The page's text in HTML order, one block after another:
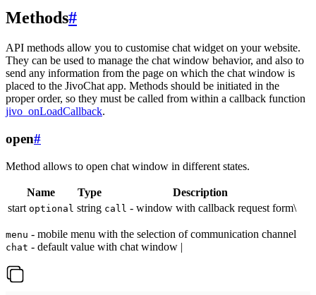
Methods#
API methods allow you to customise chat widget on your website.
They can be used to manage the chat window behavior, and also to
send any information from the page on which the chat window is
placed to the JivoChat app. Methods should be initiated in the
proper order, so they must be called from within a callback function
jivo_onLoadCallback.
open#
Method allows to open chat window in different states.
Name Type
Description
start optional string call - window with callback request form\
menu - mobile menu with the selection of communication channel
chat - default value with chat window |